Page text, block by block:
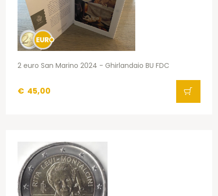
2 euro San Marino 2024 - Ghirlandaio BU FDC
€ 45,00